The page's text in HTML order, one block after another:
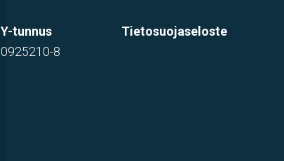
Y-tunnus
0925210-8
Tietosuojaseloste